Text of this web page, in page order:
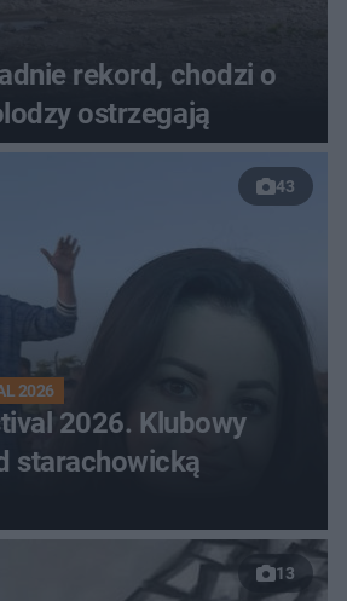
rekord, chodzi o
ostrzegają
43
2026
2026. Klubowy
starachowicką
13